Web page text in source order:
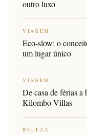
outro luxo
VIAGEM
Eco-slow: o
um lugar único
VIAGEM
De casa de férias
Kilombo Villas
BELEZA